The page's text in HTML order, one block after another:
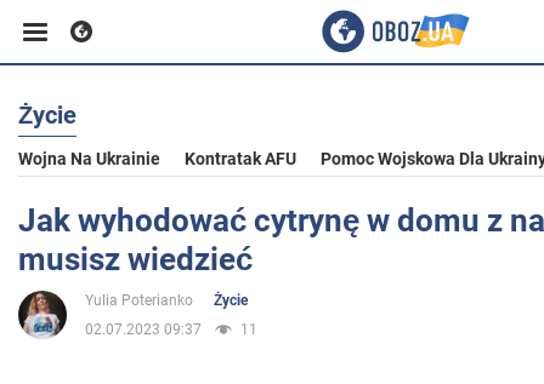
Biznes
Sport
Rozrywka
Życie
Wojna Na Ukrainie Kontratak AFU Pomoc Wojskowa Dla
Jak wyhodować cytrynę w domu z
musisz wiedzieć
Yulia Poterianko
Życie
02.07.2023 09:37
11